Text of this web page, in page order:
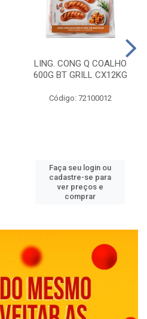
LING. CONG Q COALHO
600G BT GRILL CX12KG
Código: 72100012
Faça seu login ou
cadastre-se para
ver preços e
comprar